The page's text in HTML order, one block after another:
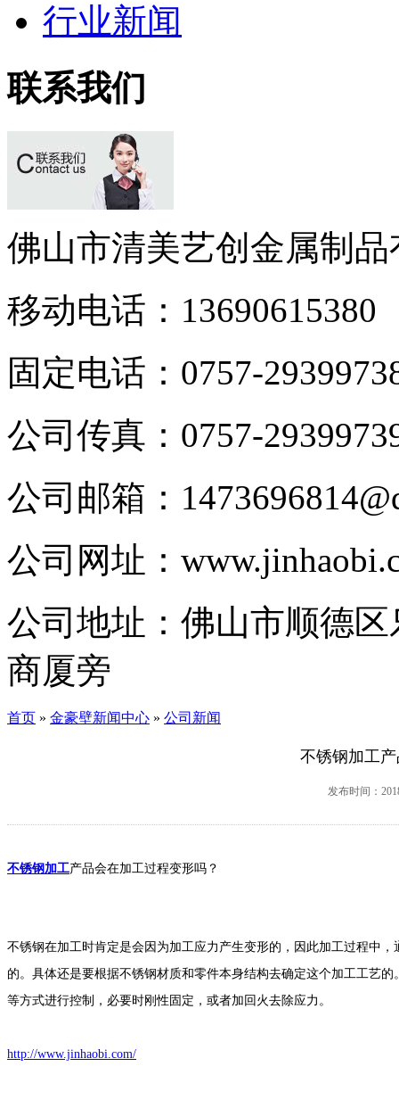
行业新闻
联系我们
佛山市清美艺创金属制
移动电话： 13690615380
固定电话： 0757-
公司传真： 0757-
公司邮箱：
公司网址：
公司地址： 佛山市顺德
商厦旁
首页 » 金豪壁新闻中心 » 公司新闻
不锈钢加工
发布时间：
不锈钢加工产品会在加工过程变形吗？
不锈钢在加工时肯定是会因为加工应力产生变形的，因此加工过程中
的。具体还是要根据不锈钢材质和零件本身结构去确定这个加工工艺
等方式进行控制，必要时刚性固定，或者加回火去除应力。
http://www.jinhaobi.com/